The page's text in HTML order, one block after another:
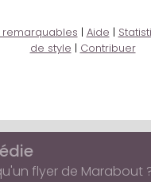
remarquables | Aide |
de style | Contribuer
flyer de Marabout